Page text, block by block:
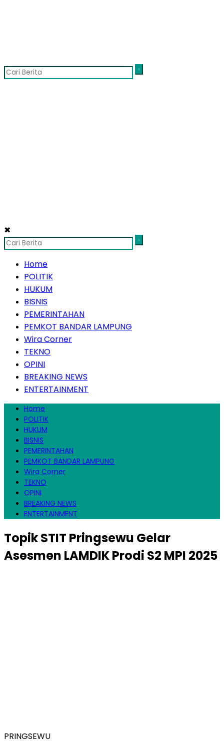
✖
Home
POLITIK
HUKUM
BISNIS
PEMERINTAHAN
PEMKOT BANDAR LAMPUNG
Wira Corner
TEKNO
OPINI
BREAKING NEWS
ENTERTAINMENT
Home
POLITIK
HUKUM
BISNIS
PEMERINTAHAN
PEMKOT BANDAR LAMPUNG
Wira Corner
TEKNO
OPINI
BREAKING NEWS
ENTERTAINMENT
TopikSTIT Pringsewu Gelar
Asesmen LAMDIK Prodi S2 MPI 2025
PRINGSEWU